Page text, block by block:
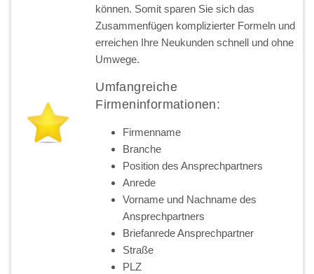
können. Somit sparen Sie sich das
Zusammenfügen komplizierter Formeln und
erreichen Ihre Neukunden schnell und ohne
Umwege.
Umfangreiche
Firmeninformationen:
Firmenname
Branche
Position des Ansprechpartners
Anrede
Vorname und Nachname des
Ansprechpartners
Briefanrede Ansprechpartner
Straße
PLZ